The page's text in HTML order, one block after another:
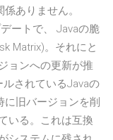
ありません。
ートで、 Javaの脆
Matrix)。それにと
ョンへの更新が推
されているJavaの
に旧バージョンを削
いる。これは互換